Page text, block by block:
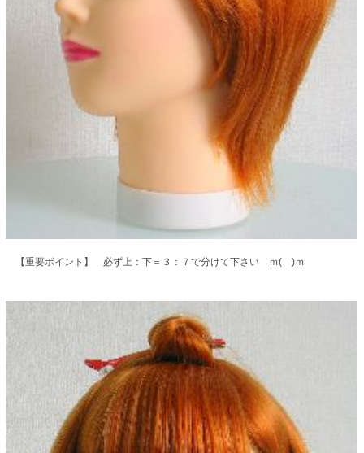
【重要ポイント】 必ず上：下＝３：７で分けて下さい ｍ( )ｍ